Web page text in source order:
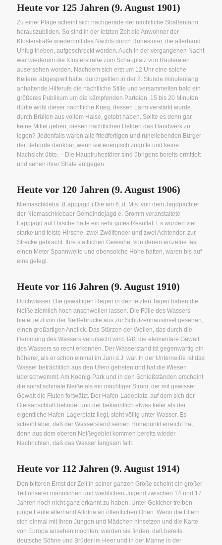
Heute vor 125 Jahren (9. August 1901)
Zu einer Plage scheint sich nachgerade der nächtliche Straßenlärm
herauszubilden. So sind in der letzten Zeit die Anwohner der
Klosterstraße wiederholt des Nachts durch Ruhestörer, die allerhand
Unfug trieben, aufgeschreckt worden. Auch in der vergangenen Nacht
war wiederum die Klosterstraße zum Schauplatz von Raufereien
ausersehen worden. Nachdem sich erst um 12 Uhr eine solche
Keilerei abgespielt hatte, durchgellten in der 2. Stunde minutenlang
anhaltende Hilferufe die nächtliche Stille und versammelten bald ein
größeres Publikum um die kämpfenden Parteien. 15 bis 20 Minuten
dürfte wohl dieser nächtliche Krieg, dessen Lärm verstärkt wurde
durch Brüllen aus vollem Halse, getobt haben. Sollte es denn gar
keine Mittel geben, diesen nächtlichen Helden das Handwerk zu
legen? Jedenfalls wären alle friedfertigen und ruheliebenden Bürger
der Behörde dankbar, wenn sie energisch zugriffe und keine
Nachsicht übte. – Die Hauptruhestörer sind übrigens bereits ermittelt
und sehen ihrer Strafe entgegen.
Heute vor 120 Jahren (9. August 1906)
Niemaschkleba. (Lappjagd.) Die am 6. d. Mts. von dem Jagdpächter
der Niemaschklebaer Gemeindejagd e. Gromm veranstaltete
Lappjagd auf Hirsche hatte ein sehr gutes Resultat. Es wurden vier
starke und feiste Hirsche, zwei Zwölfender und zwei Achtender, zur
Strecke gebracht. Ihre stattlichen Geweihe, von denen einzelne fast
einen Meter Spannweite und ebensolche Höhe hatten, waren bis auf
eins gefegt.
Heute vor 116 Jahren (9. August 1910)
Hochwasser. Die gewaltigen Regen in den letzten Tagen haben die
Neiße ziemlich hoch anschwellen lassen. Die Fülle des Wassers
bietet jetzt von der Neißebrücke aus zur Schützenhausinsel gesehen,
einen großartigen Anblick. Das Stürzen der Wellen, das durch die
Hemmung des Wassers verursacht wird, läßt die elementare Gewalt
des Wassers so recht erkennen. Der Wasserstand ist gegenwärtig ein
höherer, als er schon einmal im Juni d.J. war. In der Unterneiße ist das
Wasser beträchtlich aus den Ufern getreten und hat die Wiesen
überschwemmt. Am Koenig-Park und in den Schießständen erscheint
die sonst schmale Neiße als ein mächtiger Strom, der mit gewisser
Gewalt die Fluten fortwälzt. Der Hafen-Ladeplatz, auf dem sich der
Gleisanschluß befindet und der bekanntlich etwas tiefer als der
eigentliche Hafen-Lagerplatz liegt, steht völlig unter Wasser. Es
scheint aber, daß der Wasserstand seinen Höhepunkt erreicht hat,
denn aus dem oberen Neißegebiet kommen bereits wieder
Nachrichten, daß das Wasser langsam fällt.
Heute vor 112 Jahren (9. August 1914)
Den bitteren Ernst der Zeit in seiner ganzen Größe scheint ein großer
Teil unserer männlichen und weiblichen Jugend zwischen 14 und 17
Jahren noch nicht ganz erkannt zu haben. Unter Gekicher treiben
junge Leute allerhand Allotria an öffentlichen Orten. Wenn die Eltern
sich einmal mit ihren Jungen und Mädchen hinsetzen und die Karte
von Europa ansehen möchten, werden sie finden, daß bereits
deutsche Söhne und Brüder im Heer und in der Marine in der